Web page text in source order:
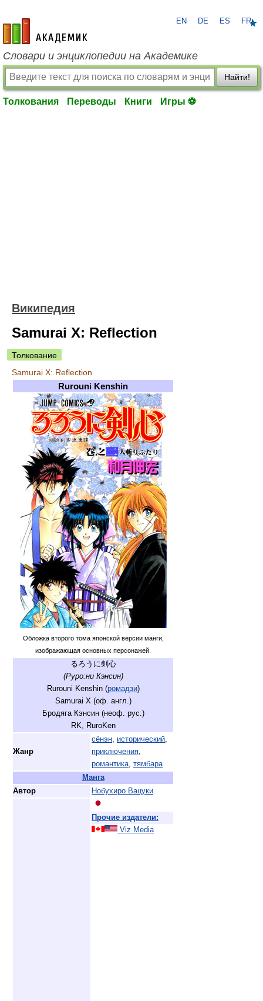
academic.ru
EN DE ES FR
Словари и энциклопедии на Академике
Найти!
Толкования Переводы Книги Игры ⚽
Википедия
Samurai X: Reflection
Толкование
Samurai X: Reflection
Rurouni Kenshin
Обложка второго тома японской версии манги,
изображающая основных персонажей.
るろうに剣心
(Руро:ни Кэнсин)
Rurouni Kenshin (ромадзи)
Samurai X (оф. англ.)
Бродяга Кэнсин (неоф. рус.)
RK, RuroKen
Жанр
сёнэн, исторический,
приключения,
романтика, тямбара
Манга
Автор
Нобухиро Вацуки
Прочие издатели:
Viz Media